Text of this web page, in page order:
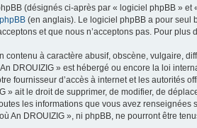
(désignés ci-après par « logiciel phpBB »
(en anglais). Le logiciel phpBB a pour seul
et que nous n’acceptons pas. Pour plus
contenu à caractère abusif, obscène, vulgaire,
DROUIZIG » est hébergé ou encore la loi
fournisseur d’accès à internet et les autorités
» ait le droit de supprimer, de modifier, de
les informations que vous avez
An DROUIZIG », ni phpBB, ne pourront être